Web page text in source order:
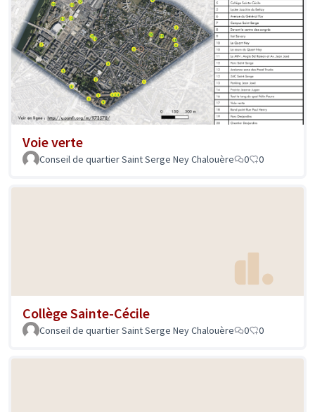
Voie verte
Conseil de quartier Saint Serge Ney Chalouère 0 0
Collège Sainte-Cécile
Conseil de quartier Saint Serge Ney Chalouère 0 0